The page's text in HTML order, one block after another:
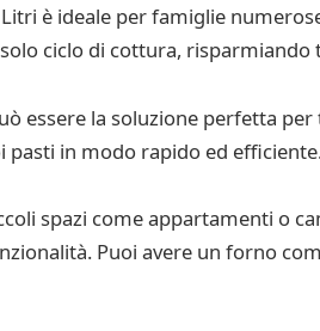
è ideale per famiglie
ciclo di cottura, risparmiando
essere la soluzione perfetta per
pasti in modo rapido ed
spazi come appartamenti o
Puoi avere un forno